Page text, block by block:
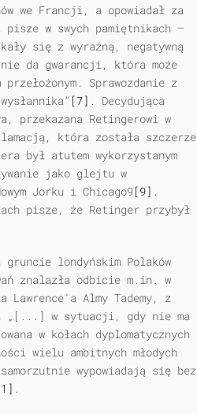
we Francji, a opowiadał za
w swych pamiętnikach —
się z wyraźną, negatywną
da gwarancji, która może
Sprawozdanie z
[7] . Decydująca
przekazana Retingerowi w
która została szczerze
był atutem wykorzystanym
jako glejtu w
Jorku i Chicago9[9] .
pisze, że Retinger przybył
londyńskim Polaków
znalazła odbicie m.in. w
Almy Tademy, z
„[...] w sytuacji, gdy nie ma
w kołach dyplomatycznych
wielu ambitnych młodych
wypowiadają się bez
.